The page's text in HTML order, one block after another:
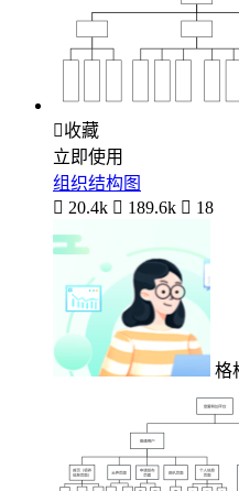
收藏
立即使用
组织结构图
 20.4k  189.6k  18
格